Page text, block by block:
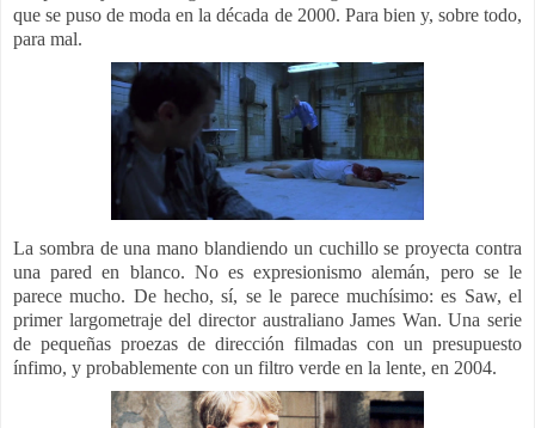
que se puso de moda en la década de 2000. Para bien y, sobre todo,
para mal.
La sombra de una mano blandiendo un cuchillo se proyecta contra
una pared en blanco. No es expresionismo alemán, pero se le
parece mucho. De hecho, sí, se le parece muchísimo: es Saw, el
primer largometraje del director australiano James Wan. Una serie
de pequeñas proezas de dirección filmadas con un presupuesto
ínfimo, y probablemente con un filtro verde en la lente, en 2004.